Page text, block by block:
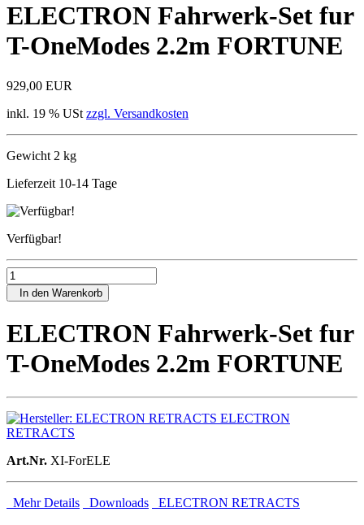
ELECTRON Fahrwerk-Set fur
T-OneModes 2.2m FORTUNE
929,00 EUR
inkl. 19 % USt zzgl. Versandkosten
Gewicht 2 kg
Lieferzeit 10-14 Tage
Verfügbar!
In den Warenkorb
ELECTRON Fahrwerk-Set fur
T-OneModes 2.2m FORTUNE
ELECTRON
RETRACTS
Art.Nr. XI-ForELE
Mehr Details Downloads ELECTRON RETRACTS